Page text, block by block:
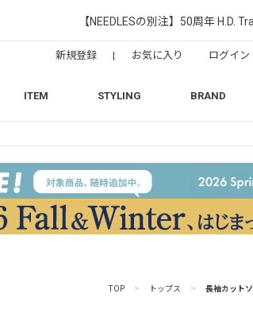
【NEEDLESの別注】50周年 H.D.
ITEM STYLING BRAND
新規登録 | お気に入り ログイン
TOP > トップス > 長袖カット